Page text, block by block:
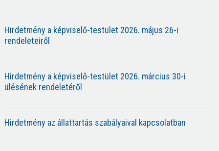
Hirdetmény a képviselő-testület 2026. május 26-i
rendeleteiről
Hirdetmény a képviselő-testület 2026. március 30-i
ülésének rendeletéről
Hirdetmény az állattartás szabályaival kapcsolatban